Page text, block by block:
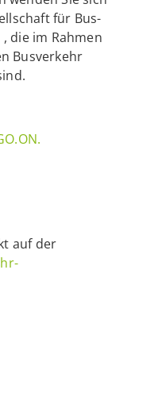
für Bus-
die im Rahmen
Busverkehr
auf der